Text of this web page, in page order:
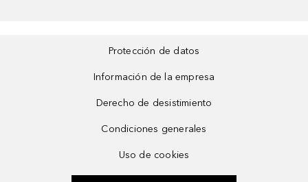
Protección de datos
Información de la empresa
Derecho de desistimiento
Condiciones generales
Uso de cookies